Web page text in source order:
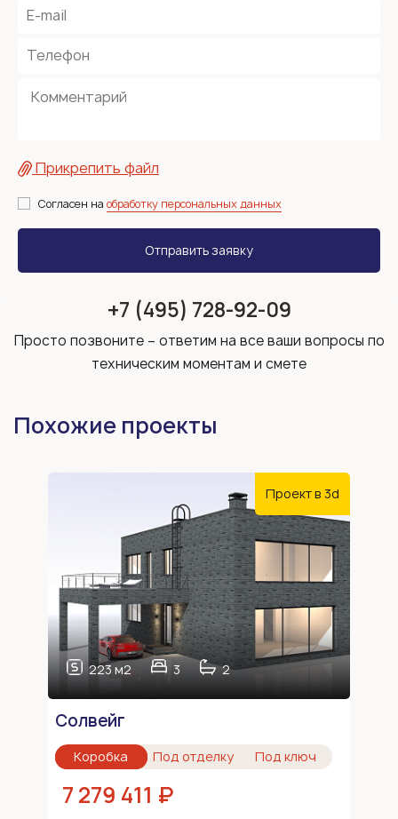
Прикрепить файл
Согласен на обработку персональных данных
+7 (495) 728-92-09
Просто позвоните – ответим на все ваши вопросы по
техническим моментам и смете
Похожие проекты
223 м2 3 2
Проект в 3d
Солвейг
Коробка Под отделку Под ключ
7 279 411 ₽